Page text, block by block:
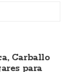
Carballo
para